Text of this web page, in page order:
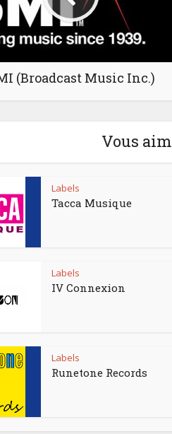
(Broadcast Music Inc.)
Vous
Labels
Tacca Musique
Labels
IV Connexion
Labels
Runetone Records